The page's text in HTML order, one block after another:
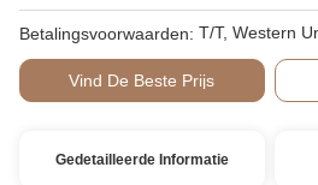
Betalingsvoorwaarden: T/T, Western
Vind De Beste Prijs
Gedetailleerde Informatie